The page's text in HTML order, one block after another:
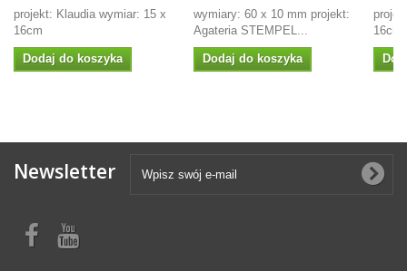
projekt: Klaudia wymiar: 15 x
16cm
Dodaj do koszyka
wymiary: 60 x 10 mm projekt:
Agateria STEMPEL...
Dodaj do koszyka
16cm
Newsletter